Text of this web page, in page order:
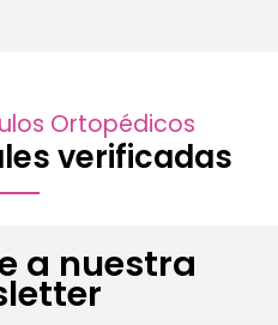
Ortopédicos
verificadas
a nuestra